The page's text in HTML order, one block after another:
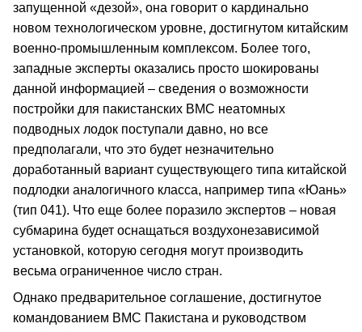
запущенной «дезой», она говорит о кардинально
новом технологическом уровне, достигнутом китайским
военно-промышленным комплексом. Более того,
западные эксперты оказались просто шокированы
данной информацией – сведения о возможности
постройки для пакистанских ВМС неатомных
подводных лодок поступали давно, но все
предполагали, что это будет незначительно
доработанный вариант существующего типа китайской
подлодки аналогичного класса, например типа «Юань»
(тип 041). Что еще более поразило экспертов – новая
субмарина будет оснащаться воздухонезависимой
установкой, которую сегодня могут производить
весьма ограниченное число стран.
Однако предварительное соглашение, достигнутое
командованием ВМС Пакистана и руководством